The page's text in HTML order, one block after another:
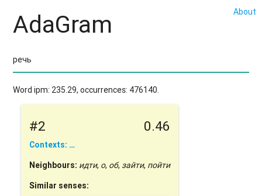
About
AdaGram
Word ipm: 235.29, occurrences: 476140.
#2 0.46
Contexts: …
Neighbours: идти, о, об, зайти, пойти
Similar senses: